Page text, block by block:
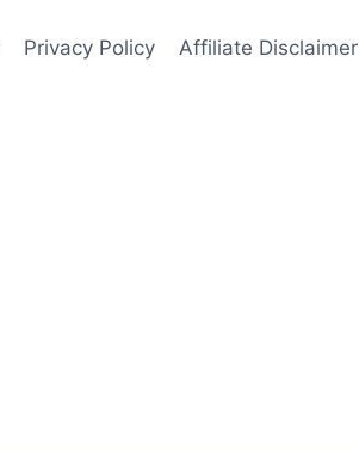
Privacy Policy Affiliate Disclaimer